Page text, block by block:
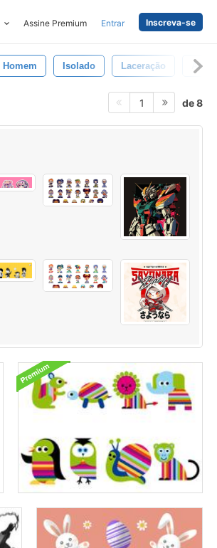
Assine Premium Entrar Inscreva-se
Homem Isolado Laceração
1 de 8